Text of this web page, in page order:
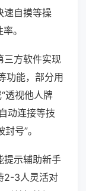
速自摸等操
。
三方软件实现
功能，部分用
透视他人牌
动连接等技
号”。
提示辅助新手
2-3人灵活对